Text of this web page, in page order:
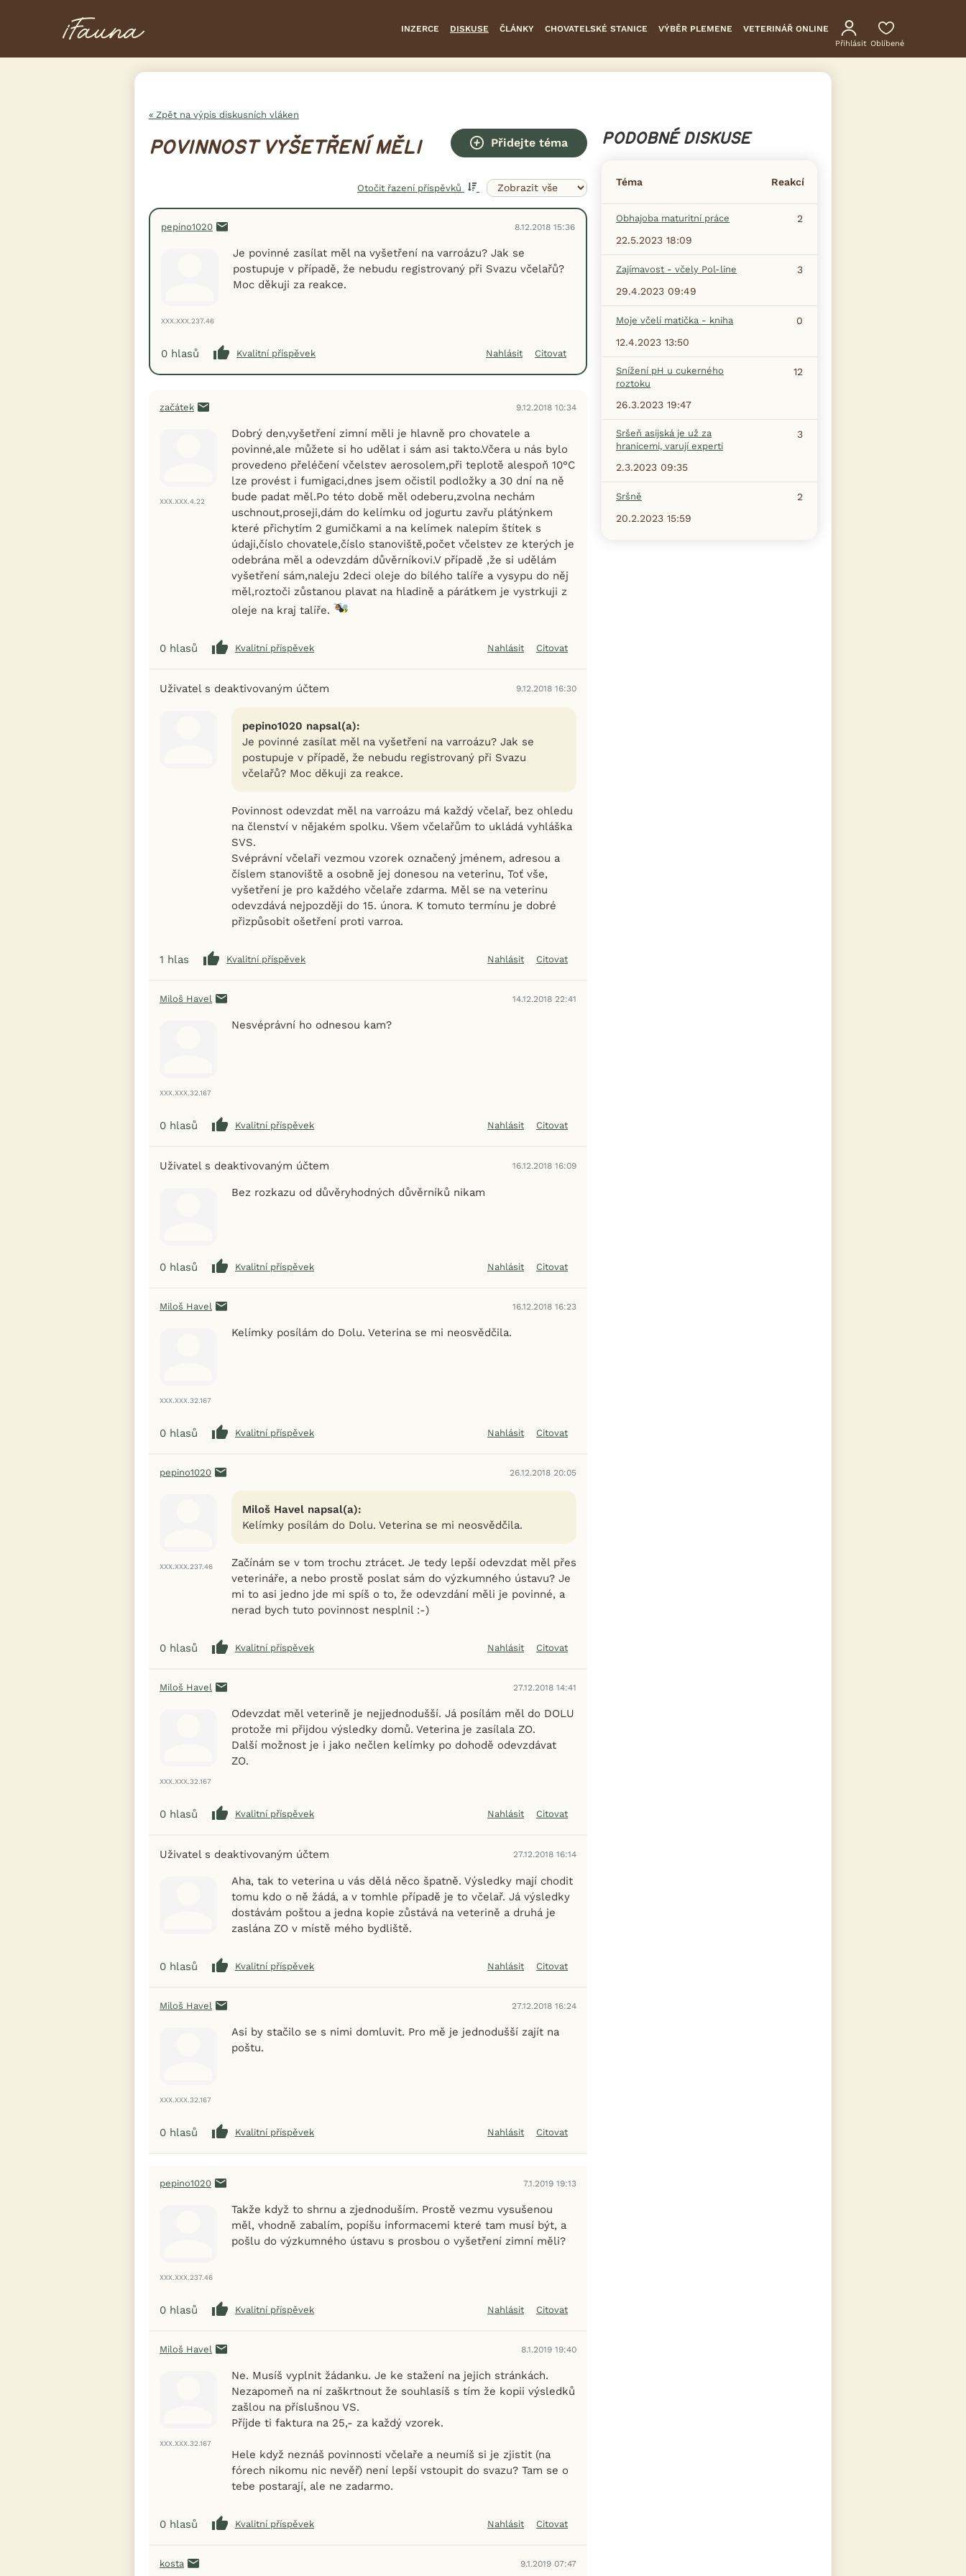
INZERCE DISKUSE ČLÁNKY CHOVATELSKÉ STANICE VÝBĚR PLEMENE VETERINÁŘ ONLINE
Přihlásit Oblíbené
« Zpět na výpis diskusních vláken
POVINNOST VYŠETŘENÍ MĚLI Přidejte téma
Otočit řazení příspěvků
pepino1020 8.12.2018 15:36
XXX.XXX.237.46
Je povinné zasílat měl na vyšetření na varroázu? Jak se
postupuje v případě, že nebudu registrovaný při Svazu včelařů?
Moc děkuji za reakce.
0 hlasů Kvalitní příspěvek Nahlásit Citovat
začátek 9.12.2018 10:34
XXX.XXX.4.22
Dobrý den,vyšetření zimní měli je hlavně pro chovatele a
povinné,ale můžete si ho udělat i sám asi takto.Včera u nás bylo
provedeno přeléčení včelstev aerosolem,při teplotě alespoň 10°C
lze provést i fumigaci,dnes jsem očistil podložky a 30 dní na ně
bude padat měl.Po této době měl odeberu,zvolna nechám
uschnout,proseji,dám do kelímku od jogurtu zavřu plátýnkem
které přichytím 2 gumičkami a na kelímek nalepím štítek s
údaji,číslo chovatele,číslo stanoviště,počet včelstev ze kterých je
odebrána měl a odevzdám důvěrníkovi.V případě ,že si udělám
vyšetření sám,naleju 2deci oleje do bílého talíře a vysypu do něj
měl,roztoči zůstanou plavat na hladině a párátkem je vystrkuji z
oleje na kraj talíře.
0 hlasů Kvalitní příspěvek Nahlásit Citovat
Uživatel s deaktivovaným účtem 9.12.2018 16:30
pepino1020 napsal(a):
Je povinné zasílat měl na vyšetření na varroázu? Jak se
postupuje v případě, že nebudu registrovaný při Svazu
včelařů? Moc děkuji za reakce.
Povinnost odevzdat měl na varroázu má každý včelař, bez ohledu
na členství v nějakém spolku. Všem včelařům to ukládá vyhláška
SVS.
Svéprávní včelaři vezmou vzorek označený jménem, adresou a
číslem stanoviště a osobně jej donesou na veterinu, Toť vše,
vyšetření je pro každého včelaře zdarma. Měl se na veterinu
odevzdává nejpozději do 15. února. K tomuto termínu je dobré
přizpůsobit ošetření proti varroa.
1 hlas Kvalitní příspěvek Nahlásit Citovat
Miloš Havel 14.12.2018 22:41
XXX.XXX.32.167
Nesvéprávní ho odnesou kam?
0 hlasů Kvalitní příspěvek Nahlásit Citovat
Uživatel s deaktivovaným účtem 16.12.2018 16:09
Bez rozkazu od důvěryhodných důvěrníků nikam
0 hlasů Kvalitní příspěvek Nahlásit Citovat
Miloš Havel 16.12.2018 16:23
XXX.XXX.32.167
Kelímky posílám do Dolu. Veterina se mi neosvědčila.
0 hlasů Kvalitní příspěvek Nahlásit Citovat
pepino1020 26.12.2018 20:05
XXX.XXX.237.46
Miloš Havel napsal(a):
Kelímky posílám do Dolu. Veterina se mi neosvědčila.
Začínám se v tom trochu ztrácet. Je tedy lepší odevzdat měl přes
veterináře, a nebo prostě poslat sám do výzkumného ústavu? Je
mi to asi jedno jde mi spíš o to, že odevzdání měli je povinné, a
nerad bych tuto povinnost nesplnil :-)
0 hlasů Kvalitní příspěvek Nahlásit Citovat
Miloš Havel 27.12.2018 14:41
XXX.XXX.32.167
Odevzdat měl veterině je nejjednodušší. Já posílám měl do DOLU
protože mi přijdou výsledky domů. Veterina je zasílala ZO.
Další možnost je i jako nečlen kelímky po dohodě odevzdávat
ZO.
0 hlasů Kvalitní příspěvek Nahlásit Citovat
Uživatel s deaktivovaným účtem 27.12.2018 16:14
Aha, tak to veterina u vás dělá něco špatně. Výsledky mají chodit
tomu kdo o ně žádá, a v tomhle případě je to včelař. Já výsledky
dostávám poštou a jedna kopie zůstává na veterině a druhá je
zaslána ZO v místě mého bydliště.
0 hlasů Kvalitní příspěvek Nahlásit Citovat
Miloš Havel 27.12.2018 16:24
XXX.XXX.32.167
Asi by stačilo se s nimi domluvit. Pro mě je jednodušší zajít na
poštu.
0 hlasů Kvalitní příspěvek Nahlásit Citovat
pepino1020 7.1.2019 19:13
XXX.XXX.237.46
Takže když to shrnu a zjednoduším. Prostě vezmu vysušenou
měl, vhodně zabalím, popíšu informacemi které tam musí být, a
pošlu do výzkumného ústavu s prosbou o vyšetření zimní měli?
0 hlasů Kvalitní příspěvek Nahlásit Citovat
Miloš Havel 8.1.2019 19:40
XXX.XXX.32.167
Ne. Musíš vyplnit žádanku. Je ke stažení na jejich stránkách.
Nezapomeň na ní zaškrtnout že souhlasíš s tím že kopii výsledků
zašlou na příslušnou VS.
Příjde ti faktura na 25,- za každý vzorek.
Hele když neznáš povinnosti včelaře a neumíš si je zjistit (na
fórech nikomu nic nevěř) není lepší vstoupit do svazu? Tam se o
tebe postarají, ale ne zadarmo.
0 hlasů Kvalitní příspěvek Nahlásit Citovat
kosta 9.1.2019 07:47
PODOBNÉ DISKUSE
Téma Reakcí
Obhajoba maturitní práce
2
22.5.2023 18:09
Zajímavost - včely Pol-line
3
29.4.2023 09:49
Moje včelí matička - kniha
0
12.4.2023 13:50
Snížení pH u cukerného
roztoku
12
26.3.2023 19:47
Sršeň asijská je už za
hranicemi, varují experti
3
2.3.2023 09:35
Sršně
2
20.2.2023 15:59